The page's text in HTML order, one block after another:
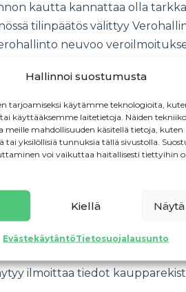
Hallinnoi suostumusta
tarjoamiseksi käytämme teknologioita,
käyttääksemme laitetietoja. Näiden
meille mahdollisuuden käsitellä tietoja, kuten
tai yksilöllisiä tunnuksia tällä sivustolla.
voi vaikuttaa haitallisesti tiettyihin
Kiellä
EvästekäytäntöTietosuojalausunto
kautta kannattaa olla
tilinpäätös välittyy
neuvoo
ilmoitettu määräajassa.
2025 alkaen.
euroa. Maksu on
ole ilmoitettu ajoissa kahdelta
2026 alusta
sähköinen asiointi tulee
ilmoittaa tiedot